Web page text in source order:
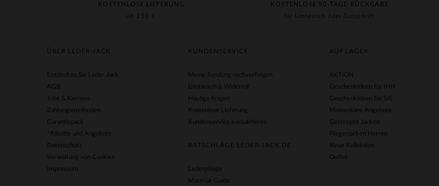
KOSTENLOSE LIEFERUNG
ab 150 €
KOSTENLOSE 90-TAGE-RÜCKGABE
für Umtausch oder Gutschrift
KUNDENSERVICE
Meine Sendung nachverfolgen
Umtausch & Widerruf
Häufige Fragen
Kostenlose Lieferung
Kundenservice kontaktieren
RATSCHLÄGE LEDER-JACK.DE
Lederpflege
Material-Guide
AUF LAGER
AKTION
Geschenkideen für IHN
Geschenkideen für SIE
Momentane Angebote
Gesteppte Jacken
Fliegerjacken Herren
Neue Kollektion
Outlet
ÜBER LEDER-JACK
Entdecken Sie Leder-Jack
AGB
Jobs & Karriere
Zahlungsmethoden
Garantiepack
*Rabatte und Angebote
Datenschutz
Verwaltung von Cookies
Impressum